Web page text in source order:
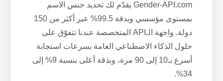
Gender-API.com يقدّم لك تحديد جنس الاسم
بمستوى مؤسسي وبدقة 99.5% عبر أكثر من 150
دولة. واجهة الـAPI المتخصصة عندنا تتفوّق على
حلول الذكاء الاصطناعي العامة بسرعات استجابة
أسرع بـ10 إلى 90 مرة، وبدقة أعلى بنسبة 9% إلى
34%.